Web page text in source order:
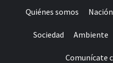
Quiénes somos Nación
Sociedad Ambiente
Comunícate